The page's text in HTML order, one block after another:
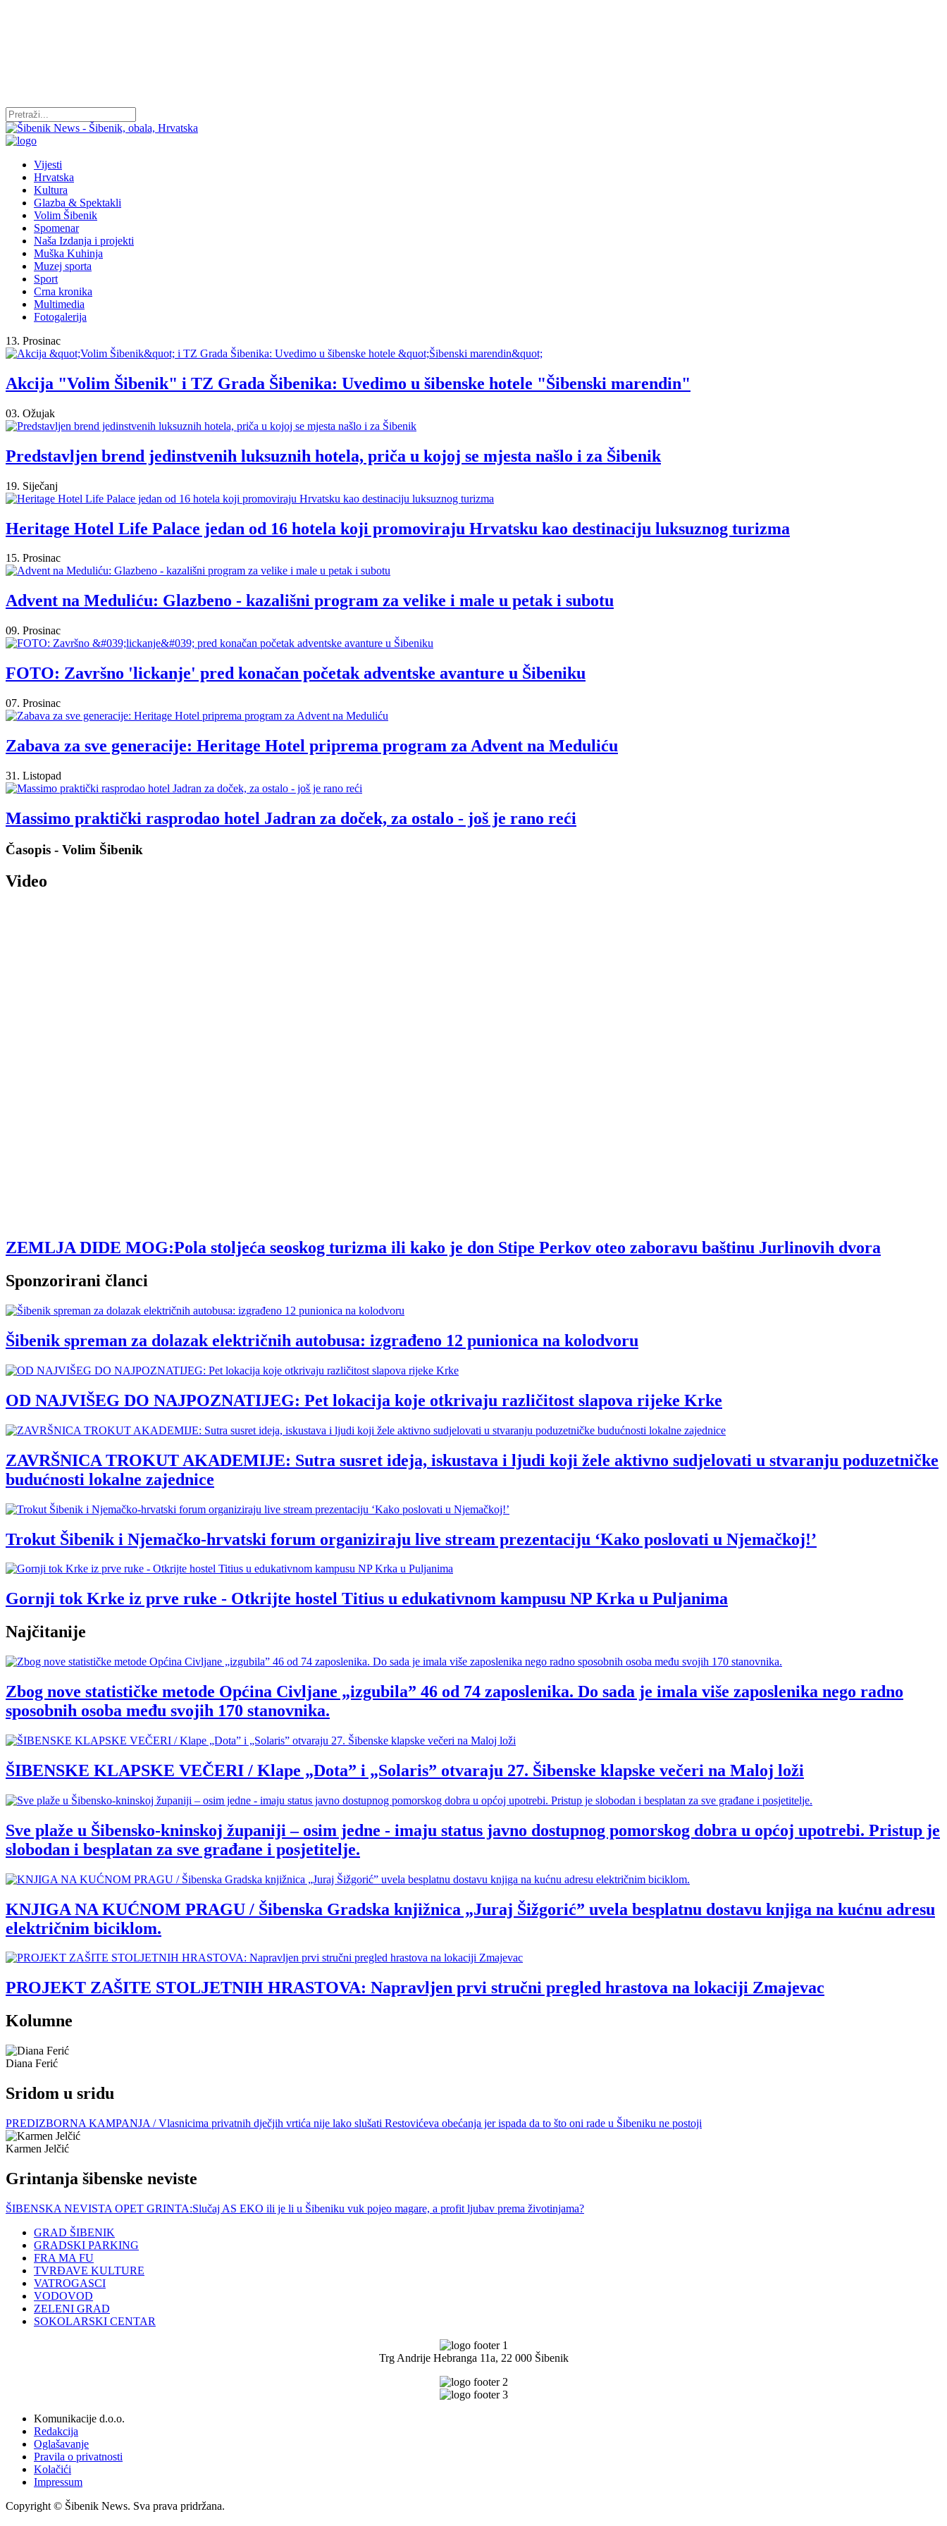
Vijesti
Hrvatska
Kultura
Glazba & Spektakli
Volim Šibenik
Spomenar
Naša Izdanja i projekti
Muška Kuhinja
Muzej sporta
Sport
Crna kronika
Multimedia
Fotogalerija
13. Prosinac
Akcija "Volim Šibenik" i TZ Grada Šibenika: Uvedimo u šibenske hotele "Šibenski marendin"
03. Ožujak
Predstavljen brend jedinstvenih luksuznih hotela, priča u kojoj se mjesta našlo i za Šibenik
19. Siječanj
Heritage Hotel Life Palace jedan od 16 hotela koji promoviraju Hrvatsku kao destinaciju luksuznog turizma
15. Prosinac
Advent na Meduliću: Glazbeno - kazališni program za velike i male u petak i subotu
09. Prosinac
FOTO: Završno 'lickanje' pred konačan početak adventske avanture u Šibeniku
07. Prosinac
Zabava za sve generacije: Heritage Hotel priprema program za Advent na Meduliću
31. Listopad
Massimo praktički rasprodao hotel Jadran za doček, za ostalo - još je rano reći
Časopis - Volim Šibenik
Video
ZEMLJA DIDE MOG:Pola stoljeća seoskog turizma ili kako je don Stipe Perkov oteo zaboravu baštinu Jurlinovih dvora
Sponzorirani članci
Šibenik spreman za dolazak električnih autobusa: izgrađeno 12 punionica na kolodvoru
OD NAJVIŠEG DO NAJPOZNATIJEG: Pet lokacija koje otkrivaju različitost slapova rijeke Krke
ZAVRŠNICA TROKUT AKADEMIJE: Sutra susret ideja, iskustava i ljudi koji žele aktivno sudjelovati u stvaranju poduzetničke
budućnosti lokalne zajednice
Trokut Šibenik i Njemačko-hrvatski forum organiziraju live stream prezentaciju ‘Kako poslovati u Njemačkoj!’
Gornji tok Krke iz prve ruke - Otkrijte hostel Titius u edukativnom kampusu NP Krka u Puljanima
Najčitanije
Zbog nove statističke metode Općina Civljane „izgubila” 46 od 74 zaposlenika. Do sada je imala više zaposlenika nego radno
sposobnih osoba među svojih 170 stanovnika.
ŠIBENSKE KLAPSKE VEČERI / Klape „Dota” i „Solaris” otvaraju 27. Šibenske klapske večeri na Maloj loži
Sve plaže u Šibensko-kninskoj županiji – osim jedne - imaju status javno dostupnog pomorskog dobra u općoj upotrebi. Pristup je
slobodan i besplatan za sve građane i posjetitelje.
KNJIGA NA KUĆNOM PRAGU / Šibenska Gradska knjižnica „Juraj Šižgorić” uvela besplatnu dostavu knjiga na kućnu adresu
električnim biciklom.
PROJEKT ZAŠITE STOLJETNIH HRASTOVA: Napravljen prvi stručni pregled hrastova na lokaciji Zmajevac
Kolumne
Diana Ferić
Sridom u sridu
PREDIZBORNA KAMPANJA / Vlasnicima privatnih dječjih vrtića nije lako slušati Restovićeva obećanja jer ispada da to što oni rade u Šibeniku ne postoji
Karmen Jelčić
Grintanja šibenske neviste
ŠIBENSKA NEVISTA OPET GRINTA:Slučaj AS EKO ili je li u Šibeniku vuk pojeo magare, a profit ljubav prema životinjama?
GRAD ŠIBENIK
GRADSKI PARKING
FRA MA FU
TVRĐAVE KULTURE
VATROGASCI
VODOVOD
ZELENI GRAD
SOKOLARSKI CENTAR
Trg Andrije Hebranga 11a, 22 000 Šibenik
Komunikacije d.o.o.
Redakcija
Oglašavanje
Pravila o privatnosti
Kolačići
Impressum
Copyright © Šibenik News. Sva prava pridržana.